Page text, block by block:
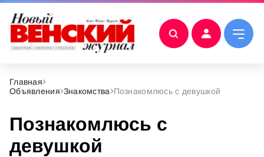
Главная
Объявления Знакомства Познакомлюсь с девушкой
Познакомлюсь с
девушкой